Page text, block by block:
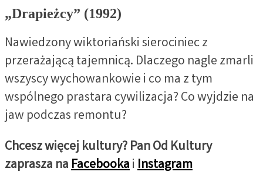
„Drapieżcy” (1992)
Nawiedzony wiktoriański sierociniec z
przerażającą tajemnicą. Dlaczego nagle zmarli
wszyscy wychowankowie i co ma z tym
wspólnego prastara cywilizacja? Co wyjdzie na
jaw podczas remontu?
Chcesz więcej kultury? Pan Od Kultury
zaprasza naFacebookaiInstagram